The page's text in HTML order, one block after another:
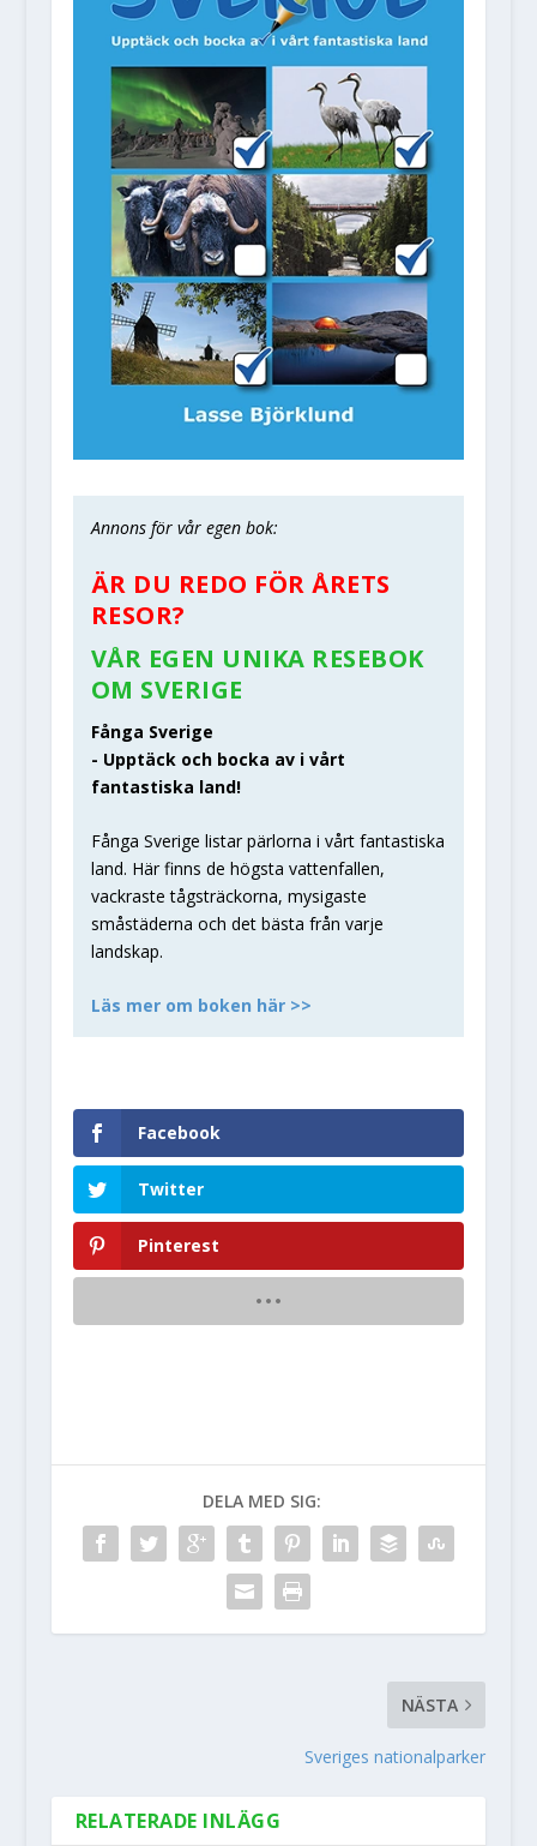
Annons för vår egen bok:
ÄR DU REDO FÖR ÅRETS
RESOR?
VÅR EGEN UNIKA RESEBOK
OM SVERIGE
Fånga Sverige
- Upptäck och bocka av i vårt
fantastiska land!
Fånga Sverige listar pärlorna i vårt fantastiska
land. Här finns de högsta vattenfallen,
vackraste tågsträckorna, mysigaste
småstäderna och det bästa från varje
landskap.
Läs mer om boken här >>
Facebook
Twitter
Pinterest
DELA MED SIG:
NÄSTA
Sveriges nationalparker
RELATERADE INLÄGG